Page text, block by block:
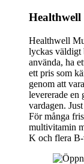
Healthwell
lyckas väldigt
använda, ha
ett pris som
genom att
levererade en
vardagen.
För många
multivitamin
K och flera B-